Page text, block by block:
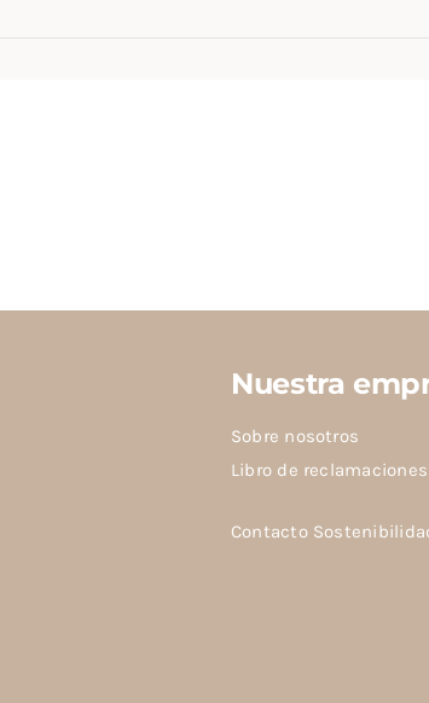
Nuestra
Sobre nosotros
Libro de reclamaciones
Contacto